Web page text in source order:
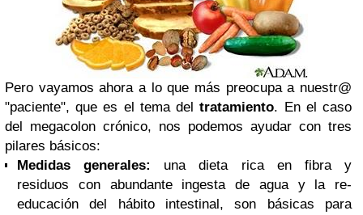
Pero vayamos ahora a lo que más preocupa a nuestr@
"paciente", que es el tema deltratamiento. En el caso
del megacolon crónico, nos podemos ayudar con tres
pilares básicos:
Medidas generales:
una dieta rica en fibra y
residuos con abundante ingesta de agua y la re-
educación del hábito intestinal, son básicas para